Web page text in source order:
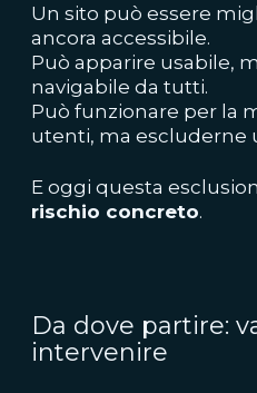
Un sito può essere
ancora accessibile.
Può apparire usabile,
navigabile da tutti.
Può funzionare per la
utenti, ma escluderne
E oggi questa
rischio concreto.
Da dove partire:
intervenire